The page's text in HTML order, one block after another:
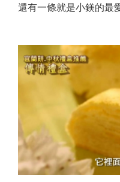
還有一條就是小鎂的最